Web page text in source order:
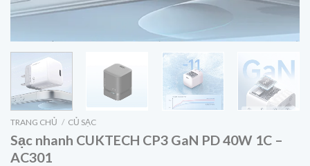
TRANG CHỦ / CỦ SẠC
Sạc nhanh CUKTECH CP3 GaN PD 40W 1C –
AC301